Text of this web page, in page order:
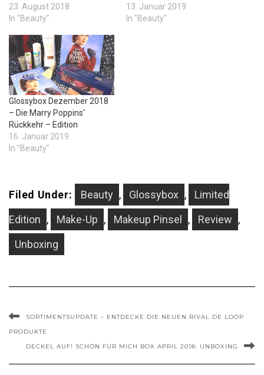
23. August 2018
In "Beauty"
13. Januar 2019
In "Beauty"
Glossybox Dezember 2018
– Die Marry Poppins‘
Rückkehr – Edition
16. Januar 2019
In "Beauty"
Filed Under: Beauty , Glossybox ,
Limited
Edition , Make-Up , Makeup Pinsel , Review ,
Unboxing
SORTIMENTSUPDATE – ENTDECKE DIE NEUEN RIVAL DE LOOP
PRODUKTE
DECKEL AUF! SCHÖN FÜR MICH BOX APRIL 2018: UNBOXING